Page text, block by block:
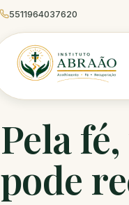
5511964037620
Pela
pode